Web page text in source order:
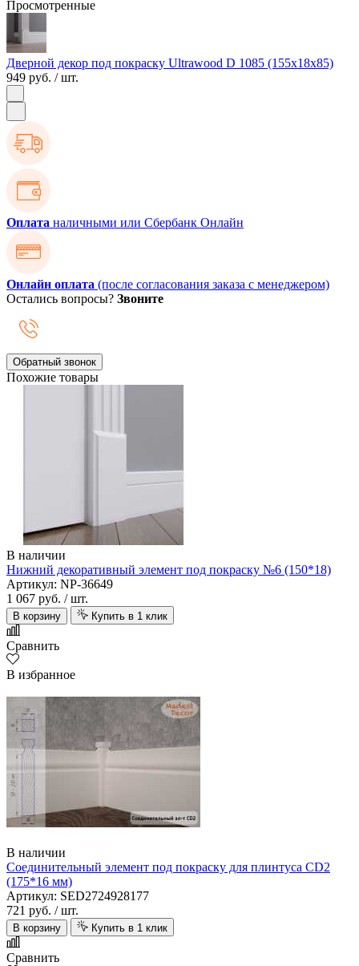
Просмотренные
Дверной декор под покраску Ultrawood D 1085 (155х18х85)
949 руб. / шт.
Оплата наличными или Сбербанк Онлайн
Онлайн оплата (после согласования заказа с менеджером)
Остались вопросы? Звоните
Обратный звонок
Похожие товары
В наличии
Нижний декоративный элемент под покраску №6 (150*18)
Артикул: NP-36649
1 067 руб. / шт.
В корзину Купить в 1 клик
Сравнить
В избранное
В наличии
Соединительный элемент под покраску для плинтуса CD2
(175*16 мм)
Артикул: SED2724928177
721 руб. / шт.
В корзину Купить в 1 клик
Сравнить